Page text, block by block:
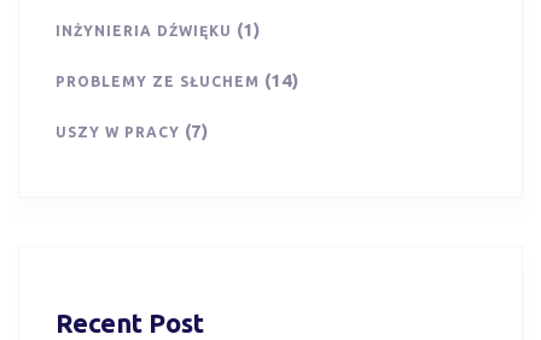
INŻYNIERIA DŹWIĘKU (1)
PROBLEMY ZE SŁUCHEM (14)
USZY W PRACY (7)
Recent Post